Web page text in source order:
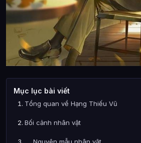
Mục lục bài viết
Tổng quan về Hạng Thiếu Vũ
Bối cảnh nhân vật